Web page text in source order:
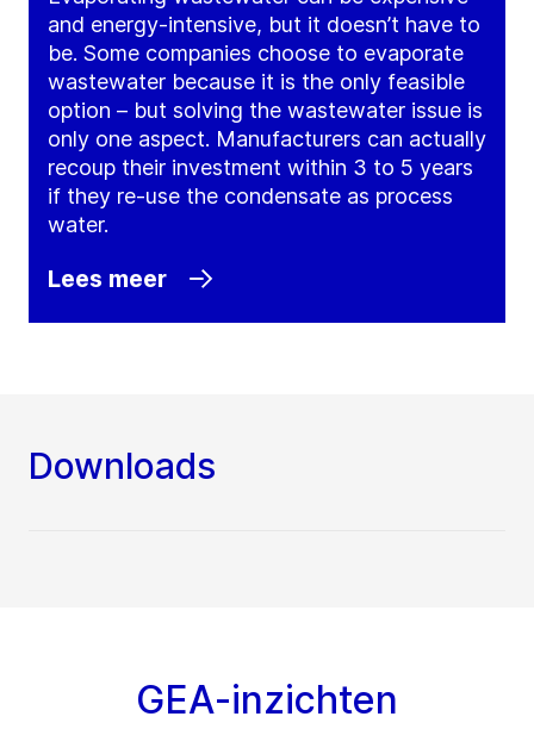
and energy-intensive, but it doesn’t have to
be. Some companies choose to evaporate
wastewater because it is the only feasible
option – but solving the wastewater issue is
only one aspect. Manufacturers can actually
recoup their investment within 3 to 5 years
if they re-use the condensate as process
water.
Lees meer
Downloads
GEA-inzichten